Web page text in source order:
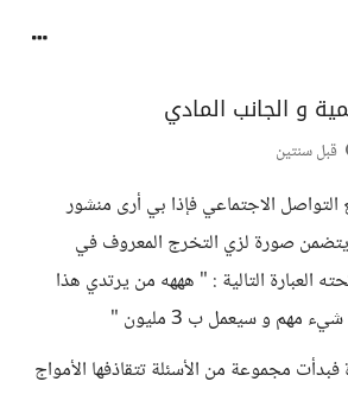
و الجانب المادي
قبل سنتين
التواصل الاجتماعي فإذا بي أرى منشور
صورة لزي التخرج المعروف في
العبارة التالية : " هههه من يرتدي هذا
مهم و سيعمل ب 3 مليون "
فبدأت مجموعة من الأسئلة تتقاذفها الأمواج